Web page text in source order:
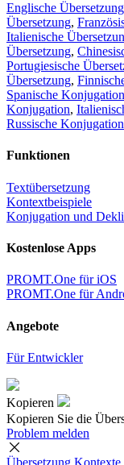
Englische Übersetzung
Übersetzung,
Italienische
Übersetzung,
Portugiesische
Übersetzung,
Spanische Konjugation
Konjugation,
Russische Konjugation
Funktionen
Textübersetzung
Kontextbeispiele
Konjugation und
Kostenlose Apps
PROMT.One für iOS
PROMT.One für
Angebote
Für Entwickler
Kopieren
Kopieren Sie die
Problem melden
Übersetzung Kontexte